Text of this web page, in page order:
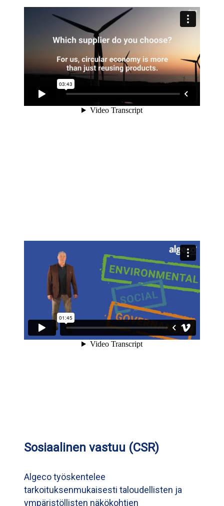
Sosiaalinen vastuu (CSR)
Algeco työskentelee
tarkoituksenmukaisesti taloudellisten ja
ympäristöllisten näkökohtien